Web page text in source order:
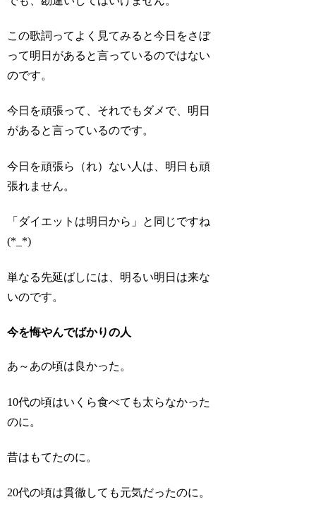
この歌詞ってよく見てみると今日をさぼ
って明日があると言っているのではない
のです。
今日を頑張って、それでもダメで、明日
があると言っているのです。
今日を頑張ら（れ）ない人は、明日も頑
張れません。
「ダイエットは明日から」と同じですね
(*_*)
単なる先延ばしには、明るい明日は来な
いのです。
今を悔やんでばかりの人
あ～あの頃は良かった。
10代の頃はいくら食べても太らなかった
のに。
昔はもてたのに。
20代の頃は貫徹しても元気だったのに。